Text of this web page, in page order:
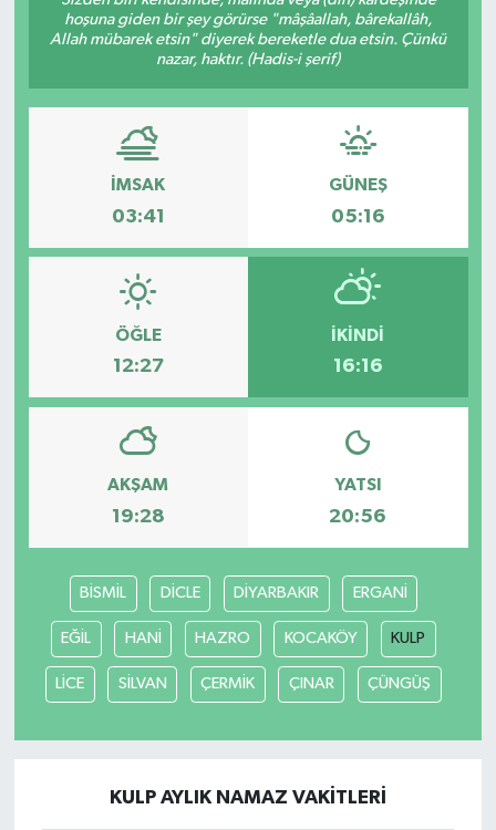
hoşuna giden bir şey görürse "mâşâallah, bârekallâh,
Allah mübarek etsin" diyerek bereketle dua etsin. Çünkü
nazar, haktır. (Hadis-i şerif)
İMSAK
03:41
GÜNEŞ
05:16
ÖĞLE
12:27
İKINDI
16:16
AKŞAM
19:28
YATSI
20:56
BİSMİL DİCLE DİYARBAKIR ERGANİ
EĞİL HANİ HAZRO KOCAKÖY KULP
LİCE SİLVAN ÇERMİK ÇINAR ÇÜNGÜŞ
KULP AYLIK NAMAZ VAKITLERI
Medya
Sinema
Sivil Toplum
Turizm
Yaşam
Yerel Yönetimler
DÜNYA
YEREL